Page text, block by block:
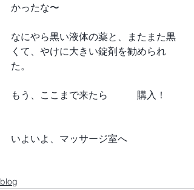
かったな〜
なにやら黒い液体の薬と、またまた黒
くて、やけに大きい錠剤を勧められ
た。
もう、ここまで来たら　　　購入！
いよいよ、マッサージ室へ
blog